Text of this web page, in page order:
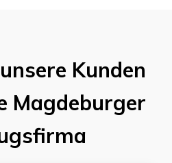
Kunden
Magdeburger